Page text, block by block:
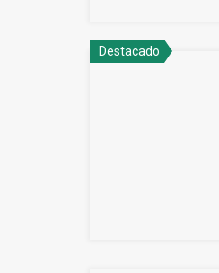
Destacado